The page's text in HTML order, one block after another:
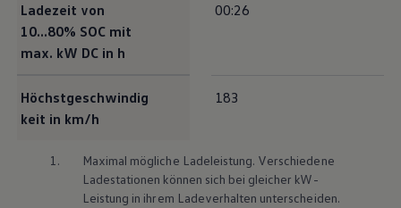
Ladezeit von
10...80% SOC mit
max. kW DC in h
00:26
Höchstgeschwindig
keit in km/h
183
1.
Maximal mögliche Ladeleistung. Verschiedene
Ladestationen können sich bei gleicher kW-
Leistung in ihrem Ladeverhalten unterscheiden.